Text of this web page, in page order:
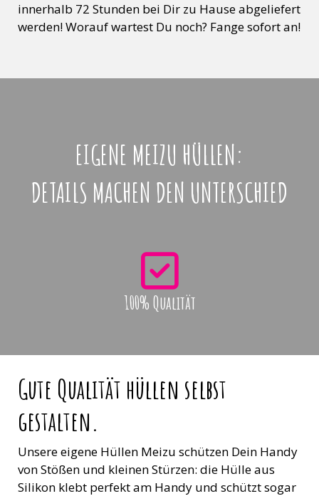
innerhalb 72 Stunden bei Dir zu Hause abgeliefert
werden! Worauf wartest Du noch? Fange sofort an!
EIGENE MEIZU HÜLLEN:
DETAILS MACHEN DEN UNTERSCHIED
100% Qualität
Gute Qualität hüllen selbst
gestalten.
Unsere eigene Hüllen Meizu schützen Dein Handy
von Stößen und kleinen Stürzen: die Hülle aus
Silikon klebt perfekt am Handy und schützt sogar